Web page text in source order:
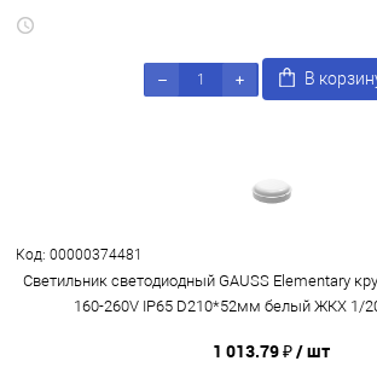
В
Код: 00000374481
Светильник светодиодный GAUSS Elementary
160-260V IP65 D210*52мм белый ЖКХ 1/
1 013.79 ₽/ шт